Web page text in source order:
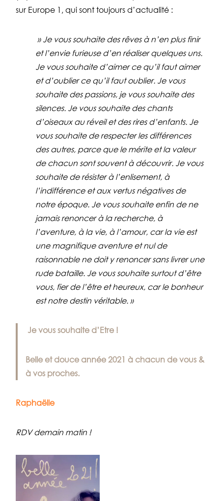
sur Europe 1, qui sont toujours d’actualité :
» Je vous souhaite des rêves à n’en plus finir
et l’envie furieuse d’en réaliser quelques uns.
Je vous souhaite d’aimer ce qu’il faut aimer
et d’oublier ce qu’il faut oublier. Je vous
souhaite des passions, je vous souhaite des
silences. Je vous souhaite des chants
d’oiseaux au réveil et des rires d’enfants. Je
vous souhaite de respecter les différences
des autres, parce que le mérite et la valeur
de chacun sont souvent à découvrir. Je vous
souhaite de résister à l’enlisement, à
l’indifférence et aux vertus négatives de
notre époque. Je vous souhaite enfin de ne
jamais renoncer à la recherche, à
l’aventure, à la vie, à l’amour, car la vie est
une magnifique aventure et nul de
raisonnable ne doit y renoncer sans livrer une
rude bataille. Je vous souhaite surtout d’être
vous, fier de l’être et heureux, car le bonheur
est notre destin véritable. »
Je vous souhaite d’Etre !
Belle et douce année 2021 à chacun de vous &
à vos proches.
Raphaëlle
RDV demain matin !